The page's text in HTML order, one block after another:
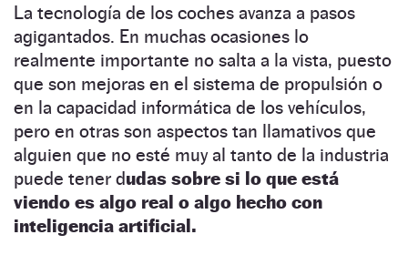
La tecnología de los coches avanza a pasos
agigantados. En muchas ocasiones lo
realmente importante no salta a la vista, puesto
que son mejoras en el sistema de propulsión o
en la capacidad informática de los vehículos,
pero en otras son aspectos tan llamativos que
alguien que no esté muy al tanto de la industria
puede tener dudas sobre si lo que está
viendo es algo real o algo hecho con
inteligencia artificial.